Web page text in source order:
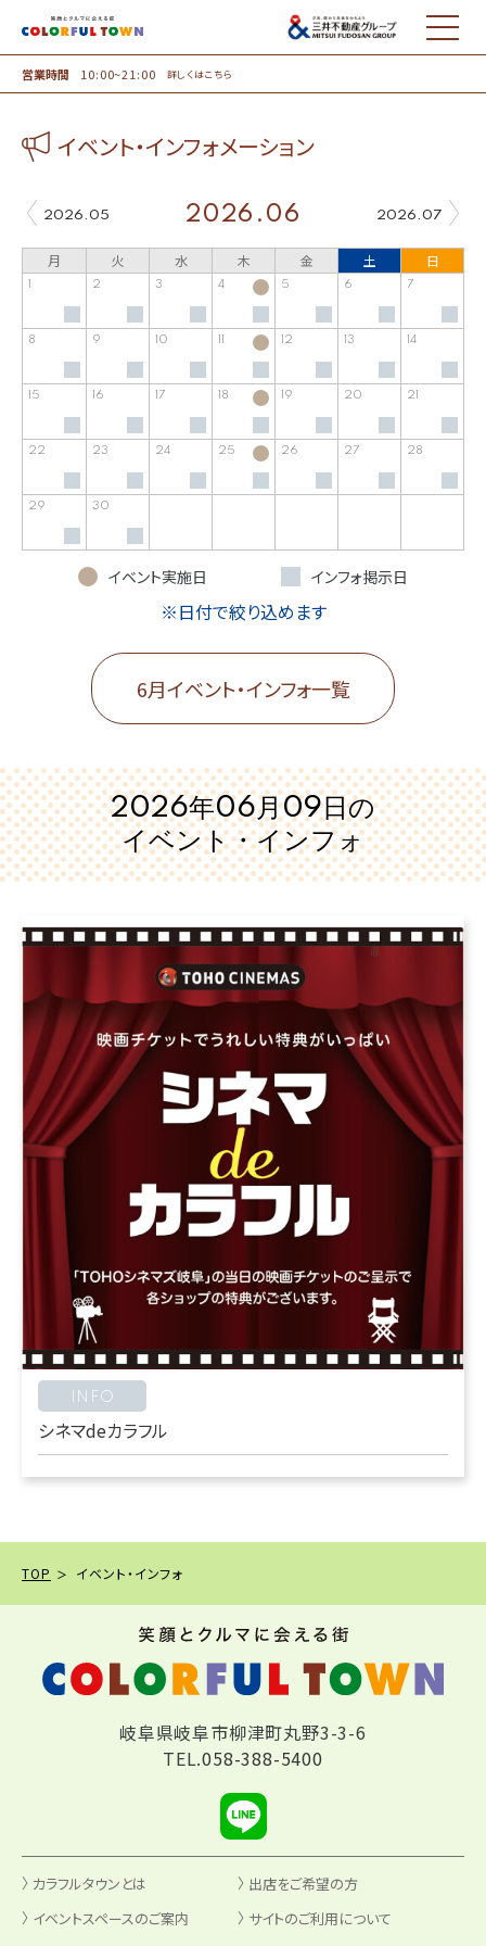
MENU
営業時間 10:00~21:00 詳しくはこちら
イベント・インフォメーション
2026.05 2026.07
2026.06
月 火 水 木 金 土 日
1 2 3 4 5 6 7
8 9 10 11 12 13 14
15 16 17 18 19 20 21
22 23 24 25 26 27 28
29 30
イベント実施日 インフォ掲示日
※日付で絞り込めます
6月イベント・インフォ一覧
2026年06月09日の
イベント・インフォ
INFO
シネマdeカラフル
TOP イベント・インフォ
岐阜県岐阜市柳津町丸野3-3-6
TEL.058-388-5400
カラフルタウンとは
出店をご希望の方
イベントスペースのご案内
サイトのご利用について